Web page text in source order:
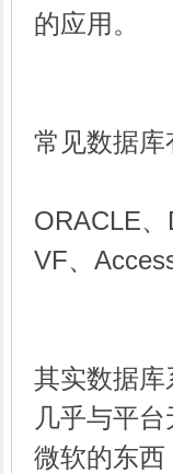
的应用。
常见数据库
ORACLE
VF、
其实数据
几乎与平
微软的东西